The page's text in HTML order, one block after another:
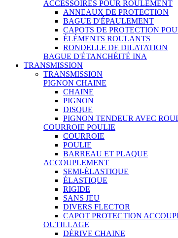
ACCESSOIRES POUR ROULEMENT
ANNEAUX DE PROTECTION
BAGUE D'ÉPAULEMENT
CAPOTS DE PROTECTION
ÉLÉMENTS ROULANTS
RONDELLE DE DILATATION
BAGUE D'ÉTANCHÉITÉ INA
TRANSMISSION
TRANSMISSION
PIGNON CHAINE
CHAINE
PIGNON
DISQUE
PIGNON TENDEUR AVEC
COURROIE POULIE
COURROIE
POULIE
BARREAU ET PLAQUE
ACCOUPLEMENT
SEMI-ÉLASTIQUE
ÉLASTIQUE
RIGIDE
SANS JEU
DIVERS FLECTOR
CAPOT PROTECTION
OUTILLAGE
DÉRIVE CHAINE